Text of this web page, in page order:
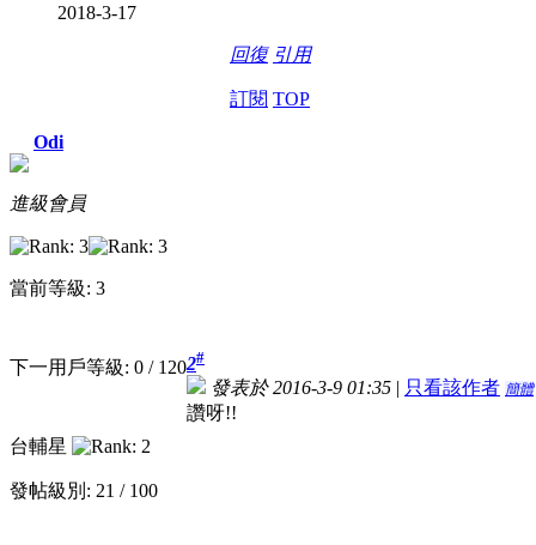
2018-3-17
回復 引用
訂閱 TOP
Odi
進級會員
當前等級: 3
下一用戶等級: 0 / 120
台輔星
發帖級別: 21 / 100
2#
發表於 2016-3-9 01:35 | 只看該作者 簡體
讚呀!!